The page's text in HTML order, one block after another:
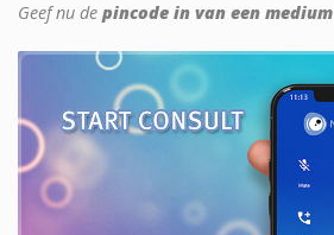
Geef nu de pincode in van een medium